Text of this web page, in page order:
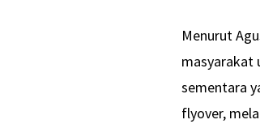
Menurut
masyarakat
sementara
flyover,